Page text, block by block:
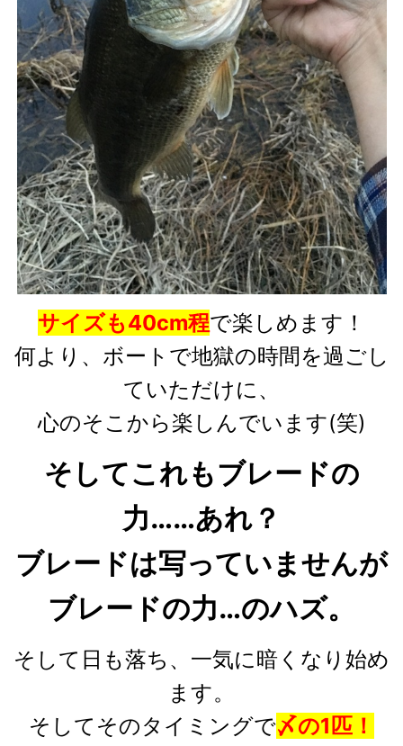
サイズも40cm程で楽しめます！
何より、ボートで地獄の時間を過ごし
ていただけに、
心のそこから楽しんでいます(笑)
そしてこれもブレードの
力……あれ？
ブレードは写っていませんが
ブレードの力…のハズ。
そして日も落ち、一気に暗くなり始め
ます。
そしてそのタイミングで〆の1匹！